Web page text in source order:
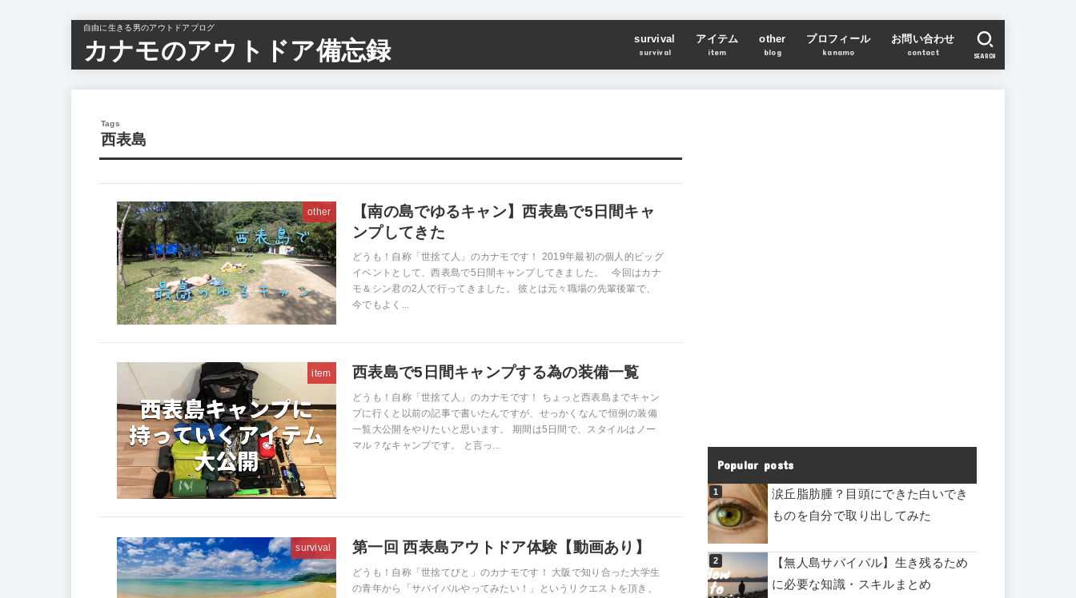
自由に生きる男のアウトドアブログ
カナモのアウトドア備忘録 survival
survival
アイテム
item
other
blog
プロフィール
kanamo
お問い合わせ
contact SEARCH
西表島
other
【南の島でゆるキャン】西表島で5日間キャ
ンプしてきた
どうも！自称「世捨て人」のカナモです！ 2019年最初の個人的ビッグ
イベントとして、西表島で5日間キャンプしてきました。 今回はカナ
モ＆シン君の2人で行ってきました。 彼とは元々職場の先輩後輩で、
今でもよく...
item 西表島で5日間キャンプする為の装備一覧
どうも！自称「世捨て人」のカナモです！ ちょっと西表島までキャン
プに行くと以前の記事で書いたんですが、せっかくなんで恒例の装備
一覧大公開をやりたいと思います。 期間は5日間で、スタイルはノー
マル？なキャンプです。 と言っ...
survival 第一回 西表島アウトドア体験【動画あり】
どうも！自称「世捨てびと」のカナモです！ 大阪で知り合った大学生
の青年から「サバイバルやってみたい！」というリクエストを頂き、
Popular posts
涙丘脂肪腫？目頭にできた白いでき
ものを自分で取り出してみた
【無人島サバイバル】生き残るため
に必要な知識・スキルまとめ